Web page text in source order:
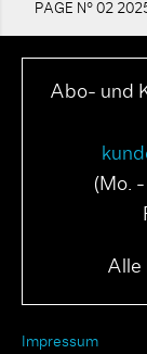
PAGE N° 02
Abo- und
(Mo.
Alle
Impressum